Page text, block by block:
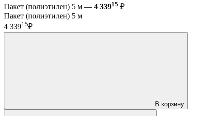
Пакет (полиэтилен) 5 м — 4 33915 ₽
Пакет (полиэтилен) 5 м
4 33915₽
В корзину